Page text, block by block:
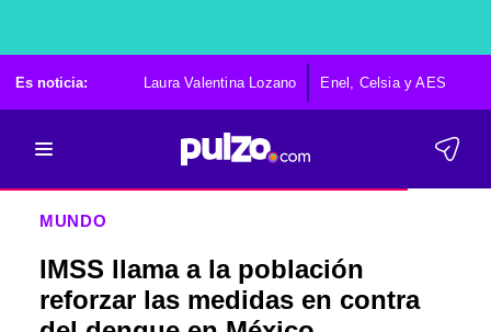
Es noticia: Laura Valentina Lozano Enel, Celsia y AES
MUNDO
IMSS llama a la población
reforzar las medidas en contra